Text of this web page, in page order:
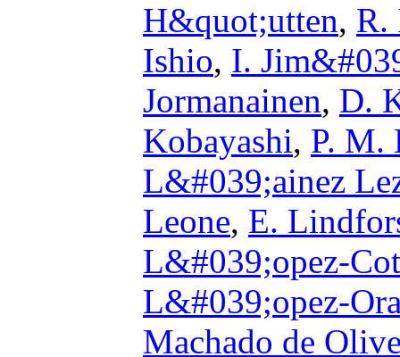
H&quot;utten, R.
Ishio, I.
Jormanainen, D.
Kobayashi, P. M.
L&#039;ainez
Leone, E.
L&#039;opez-
L&#039;opez-
Machado de